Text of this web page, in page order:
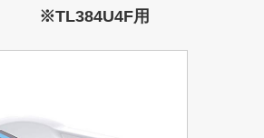
※TL384U4F用